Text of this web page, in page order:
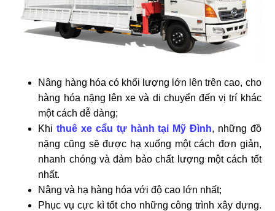
Nâng hàng hóa có khối lượng lớn lên trên cao, cho
hàng hóa nặng lên xe và di chuyển đến vị trí khác
một cách dễ dàng;
Khithuê xe cẩu tự hành tại Mỹ Đình, những đồ
nặng cũng sẽ được hạ xuống một cách đơn giản,
nhanh chóng và đảm bảo chất lượng một cách tốt
nhất.
Nâng và hạ hàng hóa với độ cao lớn nhất;
Phục vụ cực kì tốt cho những công trình xây dựng.